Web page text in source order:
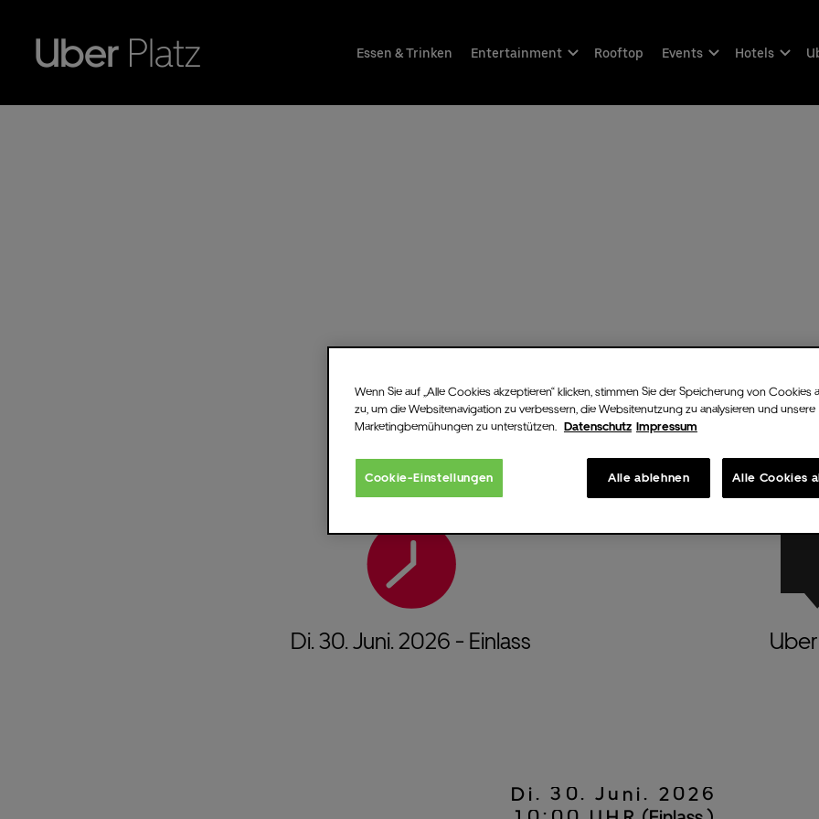
Essen & Trinken Entertainment Rooftop Events Hotels
Di. 30. Juni. 2026 - Einlass
Di.30.Juni. 2026
Wenn Sie auf „Alle Cookies akzeptieren“ klicken, stimmen Sie der Speicherung von Cookies
zu, um die Websitenavigation zu verbessern, die Websitenutzung zu analysieren und unsere
Marketingbemühungen zu unterstützen. Datenschutz Impressum
Cookie-Einstellungen Alle ablehnen Alle Cookies